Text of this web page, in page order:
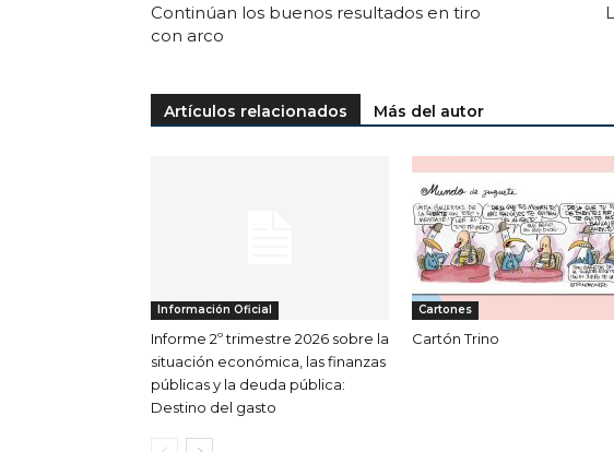
Continúan los buenos resultados en tiro
con arco
Artículos relacionados Más del autor
Información Oficial
Informe 2º trimestre 2026 sobre la
situación económica, las finanzas
públicas y la deuda pública:
Destino del gasto
Cartones
Cartón Trino